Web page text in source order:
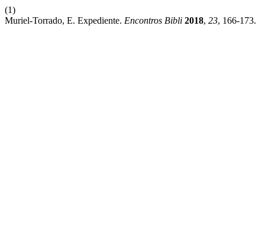
(1)
Muriel-Torrado, E. Expediente. Encontros Bibli 2018, 23, 166-173.